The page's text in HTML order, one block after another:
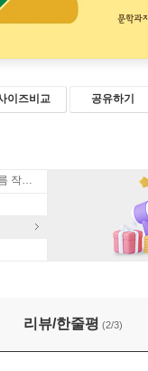
이즈비교 공유하기
뮤지컬 〈휴남동 서점〉X 황보름 작가 북토크
리뷰/한줄평 (2/3)